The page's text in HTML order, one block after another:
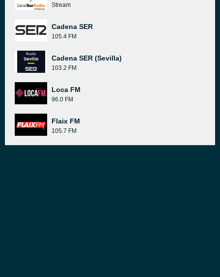
Stream
Cadena SER
105.4 FM
Cadena SER (Sevilla)
103.2 FM
Loca FM
96.0 FM
Flaix FM
105.7 FM